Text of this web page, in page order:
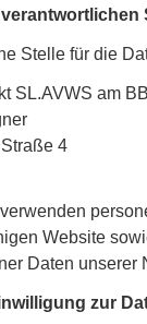
Stelle für die
SL.AVWS am
4
Website
Daten
zur